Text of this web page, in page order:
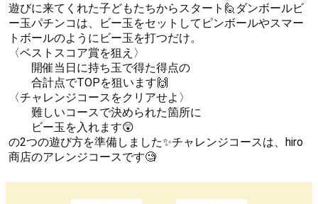
遊びに来てくれた子どもたちからスタート🙋ダンボールビ
ー玉パチンコは、ビー玉をセットしてピンボールやスマー
トボールのようにビー玉を打つだけ。
〈ベストスコア賞を狙え〉
開催当日に持ち玉で得た得点の
合計点でTOPを狙います🙌
〈チャレンジコースをクリアせよ〉
難しいコースで決められた箇所に
ビー玉を入れます😲
の2つの遊び方を準備しました✨チャレンジコースは、hiro
商店のアレンジコースです🧐